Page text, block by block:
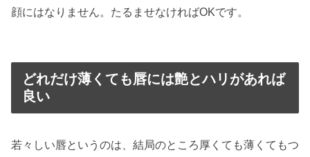
顔にはなりません。たるませなければOKです。
どれだけ薄くても唇には艶とハリがあれば
良い
若々しい唇というのは、結局のところ厚くても薄くてもつ